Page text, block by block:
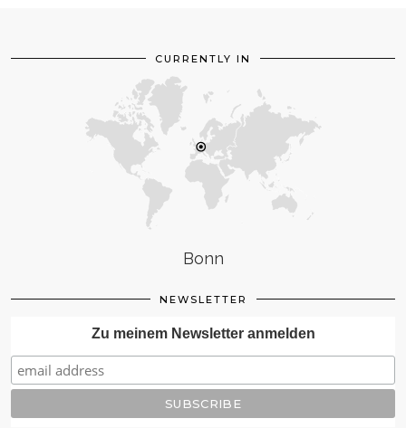
CURRENTLY IN
Bonn
NEWSLETTER
Zu meinem Newsletter anmelden